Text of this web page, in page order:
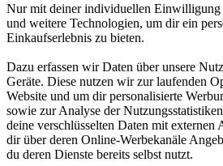
Nur mit deiner individuellen
und weitere Technologien, um dir ein
Einkaufserlebnis zu bieten.
Dazu erfassen wir Daten über unsere
Geräte. Diese nutzen wir zur laufenden
Website und um dir personalisierte
sowie zur Analyse der
deine verschlüsselten Daten mit externen
dir über deren Online-Werbekanäle
du deren Dienste bereits selbst nutzt.